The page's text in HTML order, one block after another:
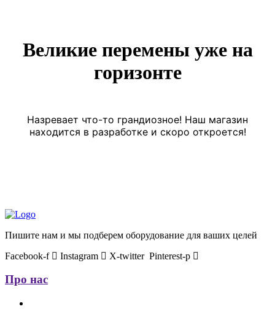
Великие перемены уже на
горизонте
Назревает что-то грандиозное! Наш магазин
находится в разработке и скоро откроется!
Пишите нам и мы подберем оборудование для ваших целей
Facebook-f
Instagram X-twitter Pinterest-p
Про нас